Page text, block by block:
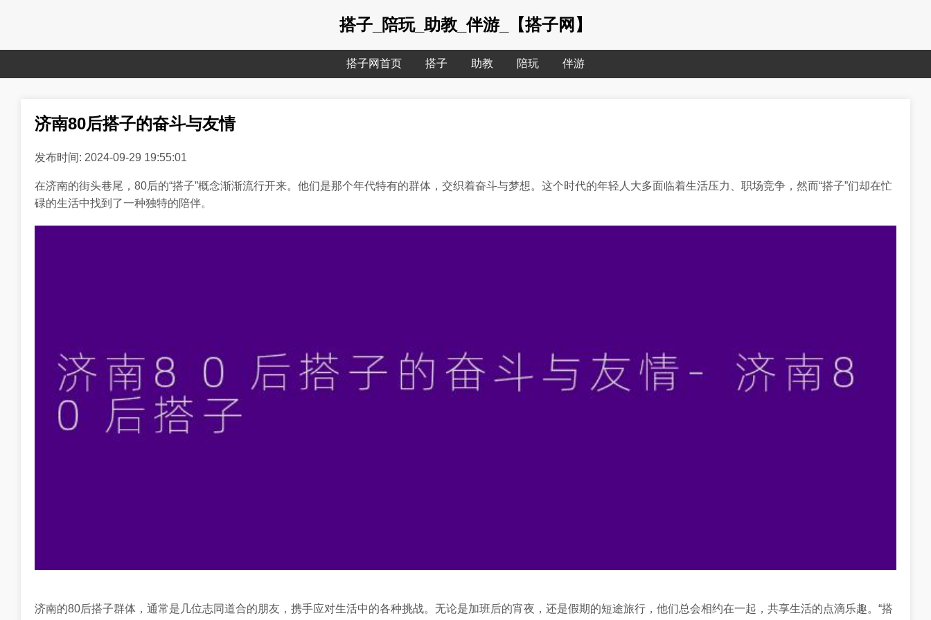
搭子_陪玩_助教_伴游_【搭子网】
搭子网首页 搭子 助教 陪玩 伴游
济南80后搭子的奋斗与友情
发布时间: 2024-09-29 19:55:01
在济南的街头巷尾，80后的“搭子”概念渐渐流行开来。他们是那个年代特有的群体，交织着奋斗与梦想。这个时代的年轻人大多面临着生活压力、职场竞争，然而“搭子”们却在忙
碌的生活中找到了一种独特的陪伴。
济南的80后搭子群体，通常是几位志同道合的朋友，携手应对生活中的各种挑战。无论是加班后的宵夜，还是假期的短途旅行，他们总会相约在一起，共享生活的点滴乐趣。“搭